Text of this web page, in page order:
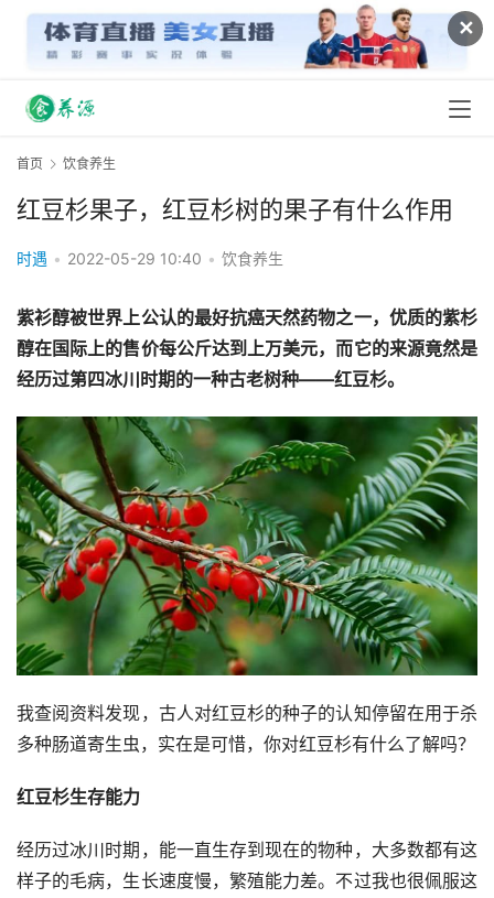
✕
首页 饮食养生
红豆杉果子，红豆杉树的果子有什么作用
时遇 • 2022-05-29 10:40 • 饮食养生
紫衫醇被世界上公认的最好抗癌天然药物之一，优质的紫杉
醇在国际上的售价每公斤达到上万美元，而它的来源竟然是
经历过第四冰川时期的一种古老树种——红豆杉。
我查阅资料发现，古人对红豆杉的种子的认知停留在用于杀
多种肠道寄生虫，实在是可惜，你对红豆杉有什么了解吗？
红豆杉生存能力
经历过冰川时期，能一直生存到现在的物种，大多数都有这
样子的毛病，生长速度慢，繁殖能力差。不过我也很佩服这